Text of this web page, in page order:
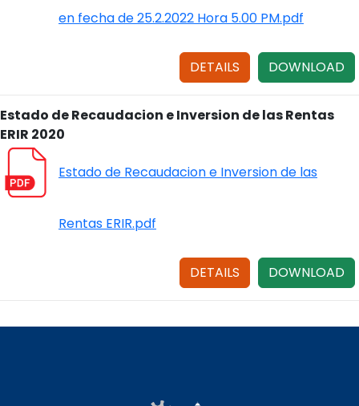
en fecha de 25.2.2022 Hora 5.00 PM.pdf
DOWNLOAD
DETAILS
Estado de Recaudacion e Inversion de las Rentas
ERIR 2020
Estado de Recaudacion e Inversion de las
Rentas ERIR.pdf
DOWNLOAD
DETAILS